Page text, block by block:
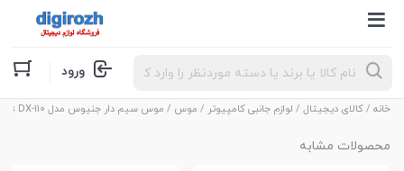
Products
search ورود
خانه /کالای دیجیتال / لوازم جانبی کامپیوتر / موس / موس سیم دار جنیوس مدل Genius DX-110
محصولات مشابه